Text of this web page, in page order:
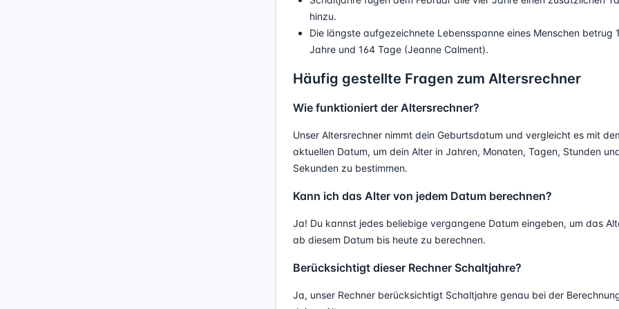
hinzu.
Die längste aufgezeichnete Lebensspanne eines Menschen betrug
Jahre und 164 Tage (Jeanne Calment).
Häufig gestellte Fragen zum Altersrechner
Wie funktioniert der Altersrechner?
Unser Altersrechner nimmt dein Geburtsdatum und vergleicht es mit
aktuellen Datum, um dein Alter in Jahren, Monaten, Tagen, Stunden
Sekunden zu bestimmen.
Kann ich das Alter von jedem Datum berechnen?
Ja! Du kannst jedes beliebige vergangene Datum eingeben, um das
ab diesem Datum bis heute zu berechnen.
Berücksichtigt dieser Rechner Schaltjahre?
Ja, unser Rechner berücksichtigt Schaltjahre genau bei der